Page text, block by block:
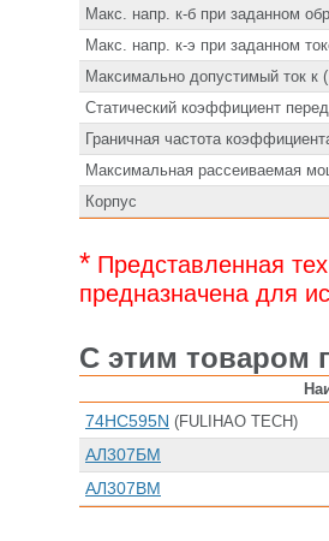
Макс. напр. к-б при заданном
Макс. напр. к-э при заданном
Максимально допустимый ток к
Статический коэффициент
Граничная частота
Максимальная рассеиваемая
Корпус
* Представленная
предназначена для
С этим товаром
74HC595N (FULIHAO TECH)
АЛ307БМ
АЛ307ВМ